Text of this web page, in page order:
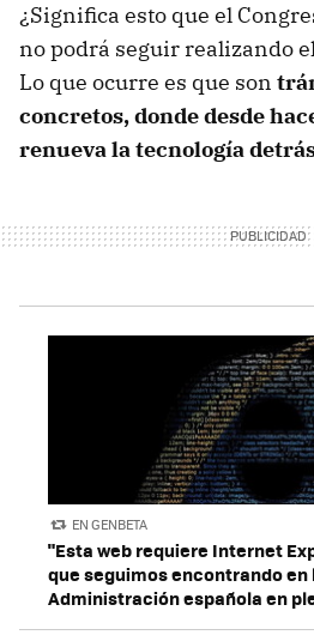
¿Significa esto que el
no podrá seguir realizando
Lo que ocurre es que son
concretos, donde desde
renueva la tecnología
EN GENBETA
"Esta web requiere Internet
que seguimos encontrando en
Administración española en